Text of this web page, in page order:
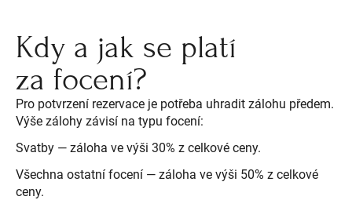
Kdy a jak se platí
za focení?
Pro potvrzení rezervace je potřeba uhradit zálohu předem.
Výše zálohy závisí na typu focení:
Svatby — záloha ve výši 30% z celkové ceny.
Všechna ostatní focení — záloha ve výši 50% z celkové
ceny.